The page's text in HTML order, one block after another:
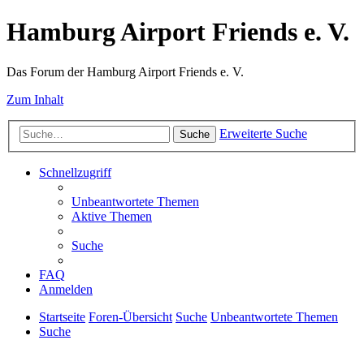
Hamburg Airport Friends e. V.
Das Forum der Hamburg Airport Friends e. V.
Zum Inhalt
Suche Erweiterte Suche
Schnellzugriff
Unbeantwortete Themen
Aktive Themen
Suche
FAQ
Anmelden
Startseite Foren-Übersicht Suche Unbeantwortete Themen
Suche